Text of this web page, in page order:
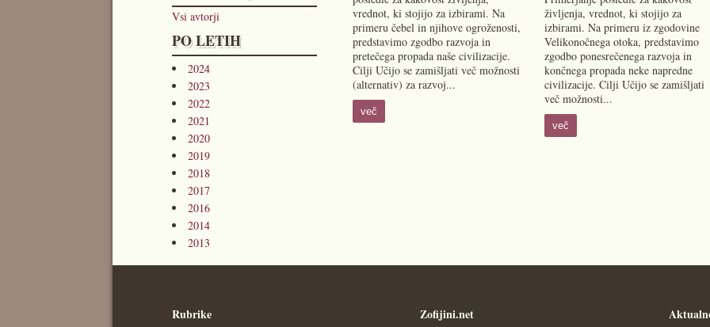
Vsi avtorji
PO LETIH
2024
2023
2022
2021
2020
2019
2018
2017
2016
2014
2013
vrednot, ki stojijo za izbirami. Na
primeru čebel in njihove ogroženosti,
predstavimo zgodbo razvoja in
pretečega propada naše civilizacije.
Cilji Učijo se zamišljati več možnosti
(alternativ) za razvoj...
več
življenja, vrednot, ki stojijo za
izbirami. Na primeru iz zgodovine
Velikonočnega otoka, predstavimo
zgodbo ponesrečenega razvoja in
končnega propada neke napredne
civilizacije. Cilji Učijo se zamišljati
več možnosti...
več
Rubrike Zofijini.net